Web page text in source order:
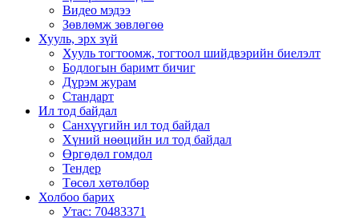
Видео мэдээ
Зөвлөмж зөвлөгөө
Хууль, эрх зүй
Хууль тогтоомж, тогтоол шийдвэрийн биелэлт
Бодлогын баримт бичиг
Дүрэм журам
Стандарт
Ил тод байдал
Санхүүгийн ил тод байдал
Хүний нөөцийн ил тод байдал
Өргөдөл гомдол
Тендер
Төсөл хөтөлбөр
Холбоо барих
Утас: 70483371